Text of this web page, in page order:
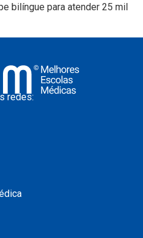
bilíngue para atender 25 mil
redes: